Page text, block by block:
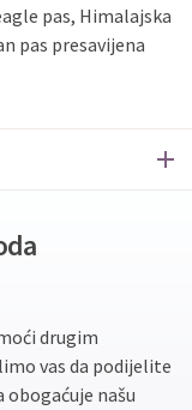
pas, Himalajska
pas presavijena
drugim
vas da podijelite
obogaćuje našu